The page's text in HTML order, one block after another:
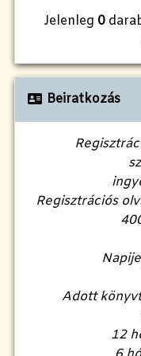
Jelenleg 0
Beiratkozás
Regisztrációs
Adott
12